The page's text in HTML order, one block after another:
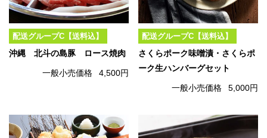
配送グループC【送料込】
沖縄 北斗の島豚 ロース焼肉
一般小売価格 4,500円
配送グループC【送料込】
さくらポーク味噌漬・さくらポ
ーク生ハンバーグセット
一般小売価格 5,000円